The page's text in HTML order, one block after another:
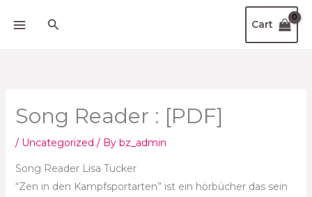
Search Cart
Song Reader : [PDF]
/ Uncategorized / By bz_admin
Song Reader Lisa Tucker
“Zen in den Kampfsportarten” ist ein hörbücher das sein